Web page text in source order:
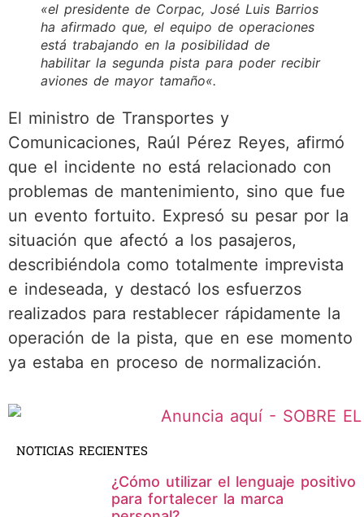
«el presidente de Corpac, José Luis Barrios
ha afirmado que, el equipo de operaciones
está trabajando en la posibilidad de
habilitar la segunda pista para poder recibir
aviones de mayor tamaño«.
El ministro de Transportes y
Comunicaciones, Raúl Pérez Reyes, afirmó
que el incidente no está relacionado con
problemas de mantenimiento, sino que fue
un evento fortuito. Expresó su pesar por la
situación que afectó a los pasajeros,
describiéndola como totalmente imprevista
e indeseada, y destacó los esfuerzos
realizados para restablecer rápidamente la
operación de la pista, que en ese momento
ya estaba en proceso de normalización.
NOTICIAS RECIENTES
¿Cómo utilizar el lenguaje positivo
para fortalecer la marca